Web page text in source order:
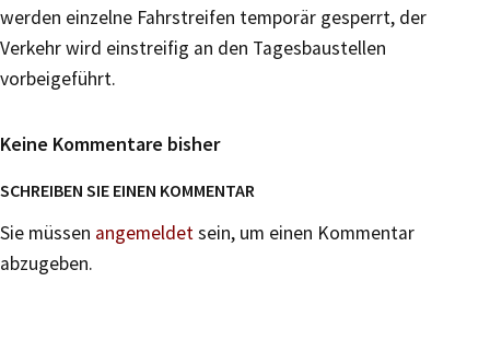
werden einzelne Fahrstreifen temporär gesperrt, der
Verkehr wird einstreifig an den Tagesbaustellen
vorbeigeführt.
Keine Kommentare bisher
SCHREIBEN SIE EINEN KOMMENTAR
Sie müssen angemeldetsein, um einen Kommentar
abzugeben.